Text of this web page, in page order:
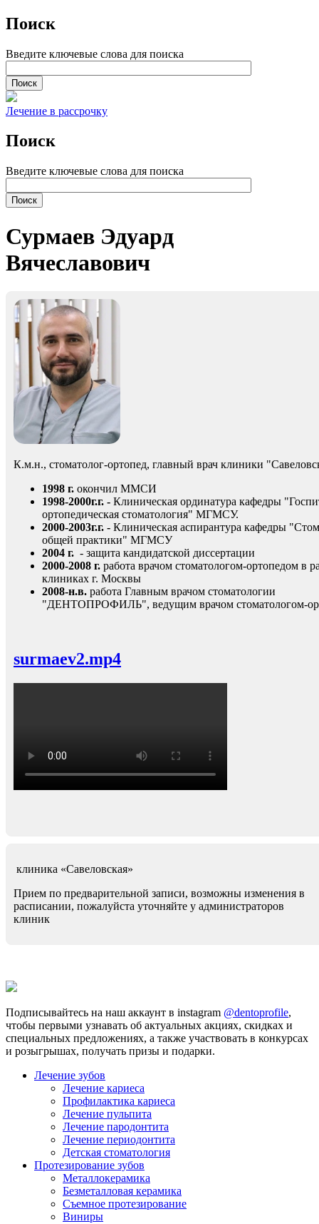
Поиск
Введите ключевые слова для поиска
Лечение в рассрочку
Поиск
Введите ключевые слова для поиска
Сурмаев Эдуард
Вячеславович
К.м.н., стоматолог-ортопед, главный врач клиники
1998 г. окончил ММСИ
1998-2000г.г. - Клиническая ординатура кафедры
ортопедическая стоматология" МГМСУ.
2000-2003г.г. - Клиническая аспирантура кафедры
общей практики" МГМСУ
2004 г. - защита кандидатской диссертации
2000-2008 г. работа врачом стоматологом-ортопедом в
клиниках г. Москвы
2008-н.в. работа Главным врачом стоматологии
"ДЕНТОПРОФИЛЬ", ведущим врачом стоматологом-
surmaev2.mp4
клиника «Савеловская»
Прием по предварительной записи, возможны изменения в
расписании, пожалуйста уточняйте у администраторов
клиник
Подписывайтесь на наш аккаунт в instagram @dentoprofile,
чтобы первыми узнавать об актуальных акциях, скидках и
специальных предложениях, а также участвовать в конкурсах
и розыгрышах, получать призы и подарки.
Лечение зубов
Лечение кариеса
Профилактика кариеса
Лечение пульпита
Лечение пародонтита
Лечение периодонтита
Детская стоматология
Протезирование зубов
Металлокерамика
Безметалловая керамика
Съемное протезирование
Виниры